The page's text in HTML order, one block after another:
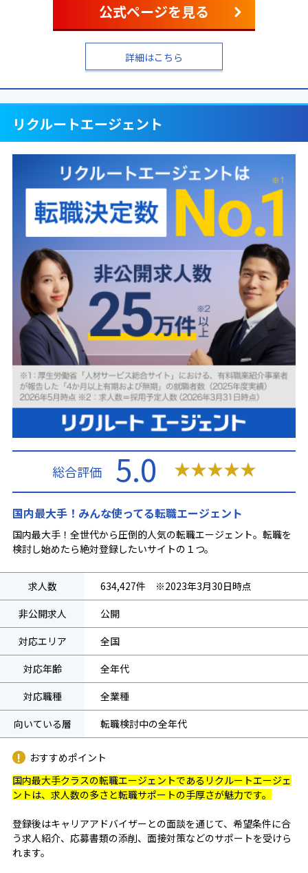
公式ページを見る
詳細はこちら
リクルートエージェント
国内最大手！みんな使ってる転職エージェント
国内最大手！全世代から圧倒的人気の転職エージェント。転職を
検討し始めたら絶対登録したいサイトの１つ。
総合評価 5.0 ★★★★★
求人数
634,427件 ※2023年3月30日時点
非公開求人
公開
対応エリア
全国
対応年齢
全年代
対応職種
全業種
向いている層
転職検討中の全年代
おすすめポイント
国内最大手クラスの転職エージェントであるリクルートエージェ
ントは、求人数の多さと転職サポートの手厚さが魅力です。
登録後はキャリアアドバイザーとの面談を通じて、希望条件に合
う求人紹介、応募書類の添削、面接対策などのサポートを受けら
れます。